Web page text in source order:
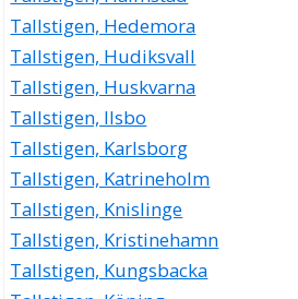
Tallstigen, Hedemora
Tallstigen, Hudiksvall
Tallstigen, Huskvarna
Tallstigen, Ilsbo
Tallstigen, Karlsborg
Tallstigen, Katrineholm
Tallstigen, Knislinge
Tallstigen, Kristinehamn
Tallstigen, Kungsbacka